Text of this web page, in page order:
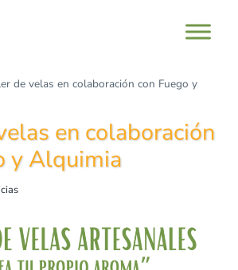
de velas en colaboración con Fuego y
en colaboración
y Alquimia